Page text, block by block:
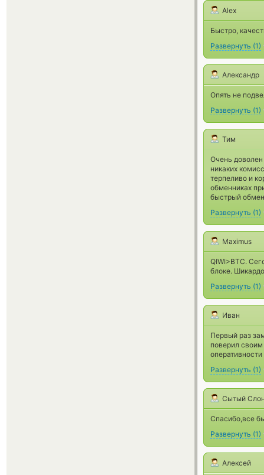
Alex
Быстро,
Развернуть (1)
Александр
Опять не
Развернуть (1)
Тим
Очень
никаких
терпеливо и
обменниках
быстрый
Развернуть (1)
Maximus
QIWI>BTC.
блоке.
Развернуть (1)
Иван
Первый раз
поверил своим
Развернуть (1)
Сытый
Спасибо,все
Развернуть (1)
Алексей